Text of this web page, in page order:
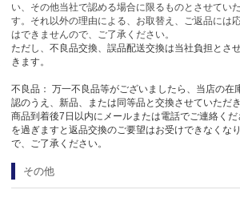
い、その他当社で認める場合に限るものとさせてい
す。それ以外の理由による、お取替え、ご返品には
はできませんので、ご了承ください。
ただし、不良品交換、誤品配送交換は当社負担とさ
きます。
不良品： 万一不良品等がございましたら、当店の在
認のうえ、新品、または同等品と交換させていただき
商品到着後7日以内にメールまたは電話でご連絡く
を過ぎますと返品交換のご要望はお受けできなくな
で、ご了承ください。
その他